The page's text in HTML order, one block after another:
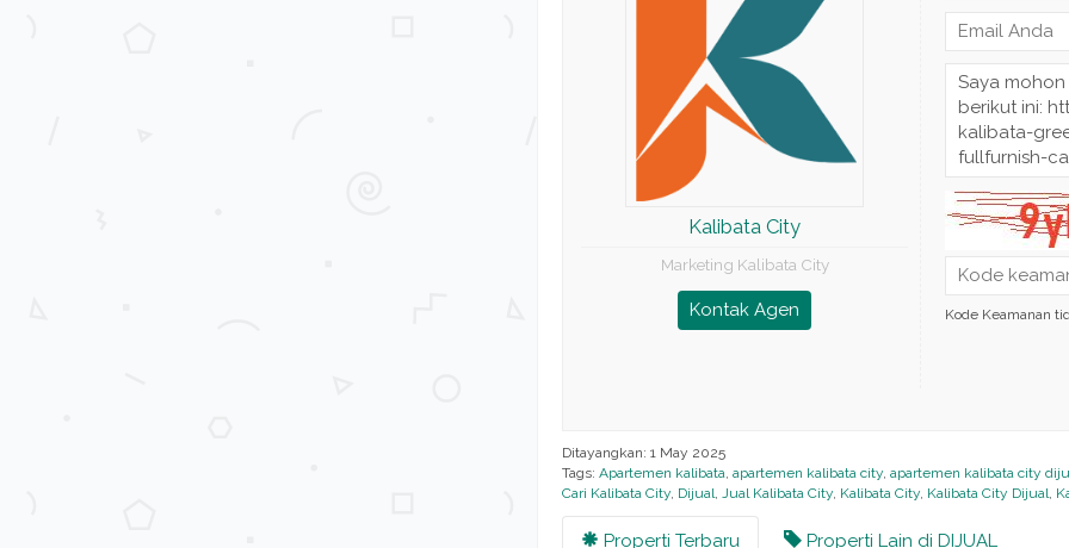
Kalibata City
Marketing Kalibata City
Kontak Agen Kode Keamanan
Ditayangkan: 1 May 2025
Tags: Apartemen kalibata, apartemen kalibata city, apartemen kalibata city
Cari Kalibata City, Dijual, Jual Kalibata City, Kalibata City, Kalibata City Dijual,
Properti Terbaru Properti Lain di DIJUAL